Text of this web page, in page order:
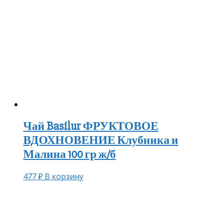
Чай Basilur ФРУКТОВОЕ
ВДОХНОВЕНИЕ Клубника и
Малина 100 гр ж/б
477₽ В корзину